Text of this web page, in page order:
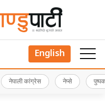
English
नेपाली कांग्रेस नेप्से